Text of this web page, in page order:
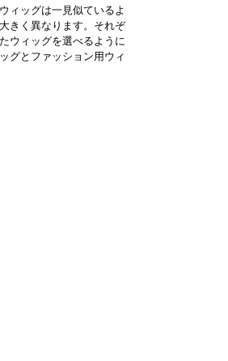
ィッグは一見似ているよ
きく異なります。それぞ
ウィッグを選べるように
グとファッション用ウィ